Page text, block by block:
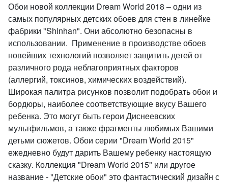
Обои новой коллекции Dream World 2018 – одни из
самых популярных детских обоев для стен в линейке
фабрики "Shinhan". Они абсолютно безопасны в
использовании. Применение в производстве обоев
новейших технологий позволяет защитить детей от
различного рода неблагоприятных факторов
(аллергий, токсинов, химических воздействий).
Широкая палитра рисунков позволит подобрать обои и
бордюры, наиболее соответствующие вкусу Вашего
ребенка. Это могут быть герои Диснеевских
мультфильмов, а также фрагменты любимых Вашими
детьми сюжетов. Обои серии "Dream World 2015"
ежедневно будут дарить Вашему ребенку настоящую
сказку. Коллекция "Dream World 2015" или другое
название - "Детские обои" это фантастический дизайн с